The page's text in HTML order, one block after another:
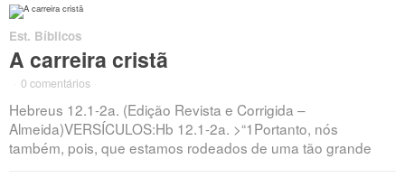
Est. Bíblicos
A carreira cristã
0 comentários
Hebreus 12.1-2a. (Edição Revista e Corrigida –
Almeida)VERSÍCULOS:Hb 12.1-2a. >“1Portanto, nós
também, pois, que estamos rodeados de uma tão grande